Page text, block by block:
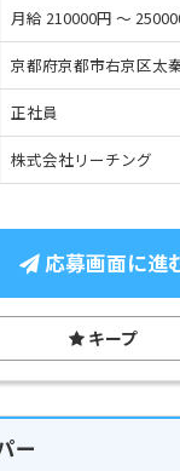
月給 210000円 ～
京都府京都市右京区太
正社員
株式会社リーチング
応募画面に進
キープ
ー